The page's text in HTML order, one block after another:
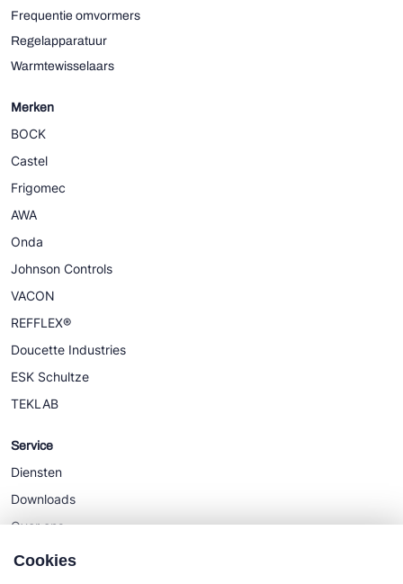
Frequentie omvormers
Regelapparatuur
Warmtewisselaars
Merken
BOCK
Castel
Frigomec
AWA
Onda
Johnson Controls
VACON
REFFLEX®
Doucette Industries
ESK Schultze
TEKLAB
Service
Diensten
Downloads
Over ons
Nieuws
Cookies